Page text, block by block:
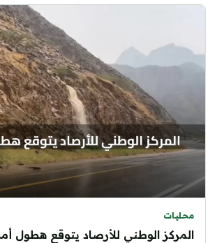
محليات
المركز الوطني للأرصاد يتوقع هطول